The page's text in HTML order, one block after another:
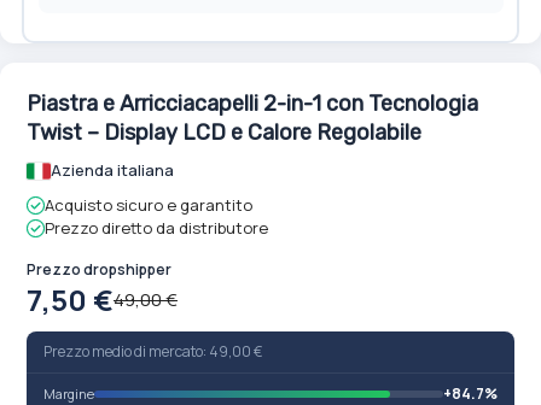
Piastra e Arricciacapelli 2-in-1 con Tecnologia
Twist – Display LCD e Calore Regolabile
Azienda italiana
Acquisto sicuro e garantito
Prezzo diretto da distributore
Prezzo dropshipper
7,50 €49,00 €
Prezzo medio di mercato: 49,00 €
Margine +84.7%